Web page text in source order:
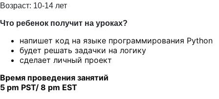
Возраст: 10-14 лет
Что ребенок получит на уроках?
напишет код на языке программирования Python
будет решать задачки на логику
сделает личный проект
Время проведения занятий
5 pm PST/ 8 pm EST